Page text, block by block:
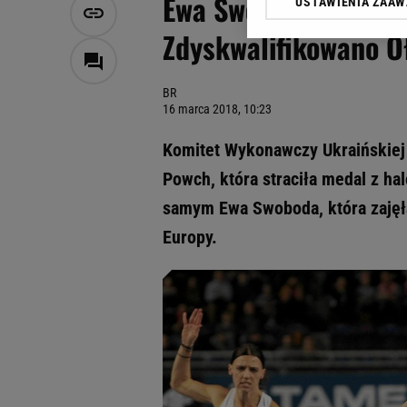
Ewa Swoboda
Zdyskwalifikowano
BR
16 marca 2018, 10:23
Komitet Wykonawczy
Powch, która straciła medal z
samym Ewa Swoboda, która
Europy.
Klikając „Akceptuję”
Zaufanych Partnerów i
dotyczące plików
odnośnik „Ustawienia
Użycie dokładnych
Przechowywanie
badnie odbiorców i